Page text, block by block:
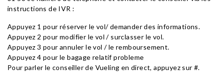
instructions de IVR :
Appuyez 1 pour réserver le vol/ demander des informations.
Appuyez 2 pour modifier le vol / surclasser le vol.
Appuyez 3 pour annuler le vol / le remboursement.
Appuyez 4 pour le bagage relatif probleme
Pour parler le conseiller de Vueling en direct, appuyez sur #.